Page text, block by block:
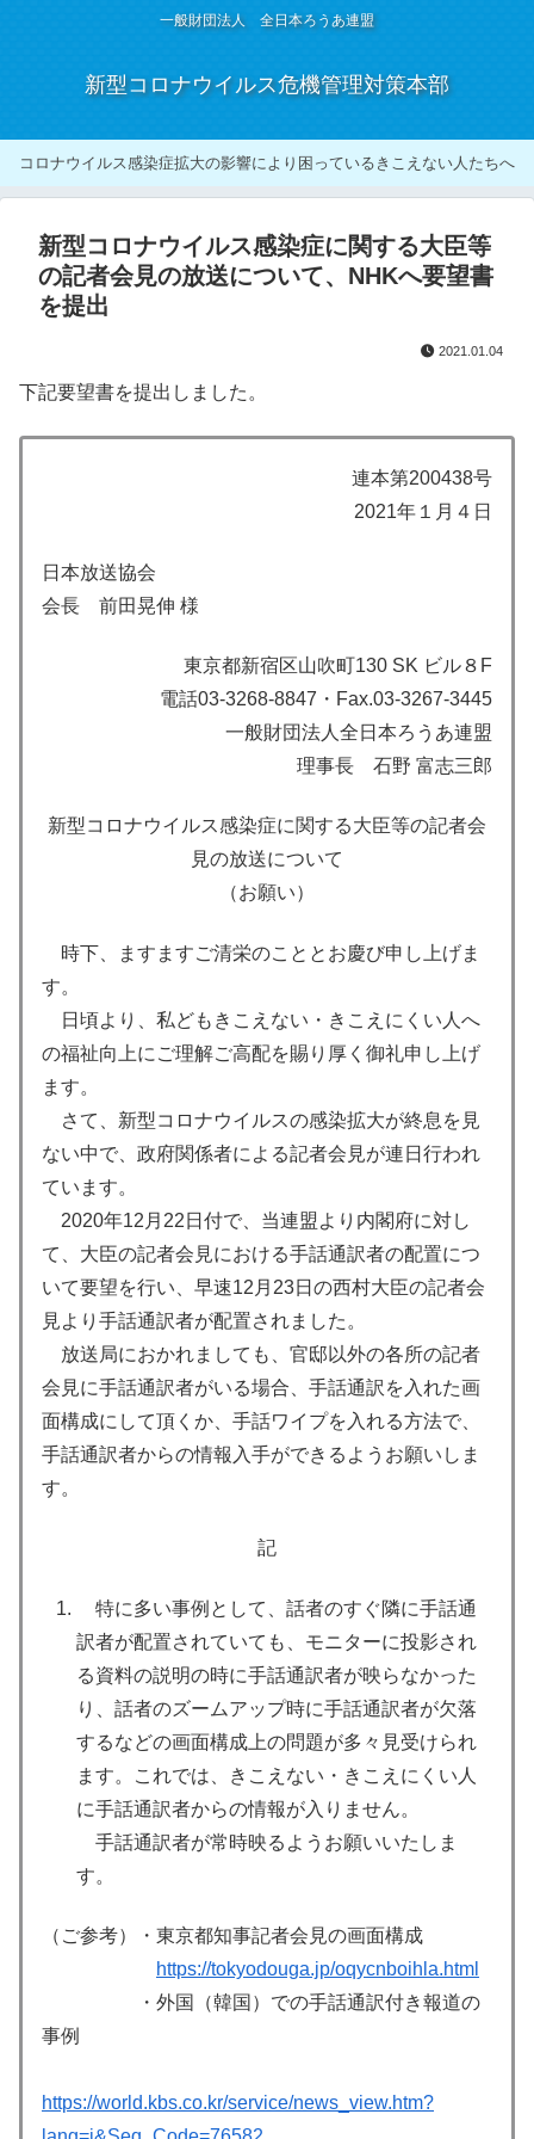
一般財団法人 全日本ろうあ連盟
新型コロナウイルス危機管理対策本部
コロナウイルス感染症拡大の影響により困っているきこえない人たちへ
新型コロナウイルス感染症に関する大臣等
の記者会見の放送について、NHKへ要望書
を提出
2021.01.04
下記要望書を提出しました。
連本第200438号
2021年１月４日
日本放送協会
会長 前田晃伸 様
東京都新宿区山吹町130 SK ビル８F
電話03-3268-8847・Fax.03-3267-3445
一般財団法人全日本ろうあ連盟
理事長 石野 富志三郎
新型コロナウイルス感染症に関する大臣等の記者会
見の放送について
（お願い）
時下、ますますご清栄のこととお慶び申し上げま
す。
日頃より、私どもきこえない・きこえにくい人へ
の福祉向上にご理解ご高配を賜り厚く御礼申し上げ
ます。
さて、新型コロナウイルスの感染拡大が終息を見
ない中で、政府関係者による記者会見が連日行われ
ています。
2020年12月22日付で、当連盟より内閣府に対し
て、大臣の記者会見における手話通訳者の配置につ
いて要望を行い、早速12月23日の西村大臣の記者会
見より手話通訳者が配置されました。
放送局におかれましても、官邸以外の各所の記者
会見に手話通訳者がいる場合、手話通訳を入れた画
面構成にして頂くか、手話ワイプを入れる方法で、
手話通訳者からの情報入手ができるようお願いしま
す。
記
特に多い事例として、話者のすぐ隣に手話通
訳者が配置されていても、モニターに投影され
る資料の説明の時に手話通訳者が映らなかった
り、話者のズームアップ時に手話通訳者が欠落
するなどの画面構成上の問題が多々見受けられ
ます。これでは、きこえない・きこえにくい人
に手話通訳者からの情報が入りません。
手話通訳者が常時映るようお願いいたしま
す。
（ご参考）・東京都知事記者会見の画面構成
https://tokyodouga.jp/oqycnboihla.html
・外国（韓国）での手話通訳付き報道の
事例
https://world.kbs.co.kr/service/news_view.htm?